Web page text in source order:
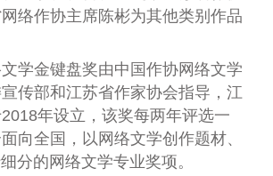
络作协主席陈彬为其他类别作品
金键盘奖由中国作协网络文学
传部和江苏省作家协会指导，江
年设立，该奖每两年评选一
向全国，以网络文学创作题材、
分的网络文学专业奖项。